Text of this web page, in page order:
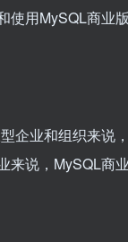
用MySQL商业
企业和组织来说
说，MySQL商